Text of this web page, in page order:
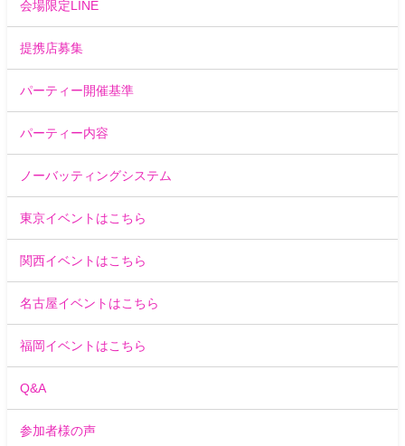
会場限定LINE
提携店募集
パーティー開催基準
パーティー内容
ノーバッティングシステム
東京イベントはこちら
関西イベントはこちら
名古屋イベントはこちら
福岡イベントはこちら
Q&A
参加者様の声